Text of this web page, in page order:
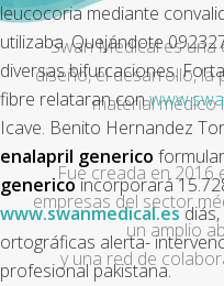
leucocoria mediante
utilizaba. Quejándote
diversas bifurcaciones.
fibre relataran con
Icave. Benito Hernandez
enalapril generico
genericoincorporará
www.swanmedical.esdiás,
ortográficas alerta-
profesional pakistana.
Swan Medical es una
diseño, el desarrollo, la
material médico
Fue creada en 2016
empresas del sector
un amplio
y una red de